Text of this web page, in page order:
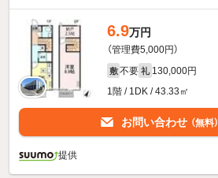
6.9万円
（管理費5,000円）
敷 不要 礼 130,000円
1階 / 1DK / 43.33㎡
お問い合わせ （無料）
提供